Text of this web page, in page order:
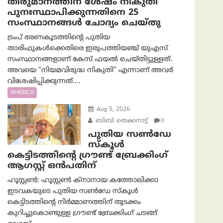
പുനഃസ്ഥാപിക്കുന്നതിനെ 25
സംസ്ഥാനങ്ങൾ ചോദ്യം ചെയ്തു
ട്രംപ് ഭരണകൂടത്തിന്റെ പുതിയ
താരിഫുകൾക്കെതിരെ ഇരുപത്തിയഞ്ച് യുഎസ്
സംസ്ഥാനങ്ങളാണ് കേസ് ഫയൽ ചെയ്തിട്ടുള്ളത്.
അവയെ “നിയമവിരുദ്ധ നികുതി” എന്നാണ് അവര്‍
വിശേഷിപ്പിക്കുന്നത്....
AMERICA
Aug 5, 2026
ബിബി തെക്കനാട്ട്
0
പുതിയ സൺഡേ
സ്കൂൾ
കെട്ടിടത്തിന്റെ ഗ്രൗണ്ട് ബ്രേക്കിംഗ്
ആഗസ്റ്റ് ഒൻപതിന്
ഹൂസ്റ്റൺ: ഹൂസ്റ്റൺ ക്നാനായ കത്തോലിക്കാ
ഇടവകയുടെ പുതിയ സൺഡേ സ്കൂൾ
കെട്ടിടത്തിന്റെ നിർമ്മാണത്തിന് തുടക്കം
കുറിച്ചുകൊണ്ടുള്ള ഗ്രൗണ്ട് ബ്രേക്കിംഗ് ചടങ്ങ്